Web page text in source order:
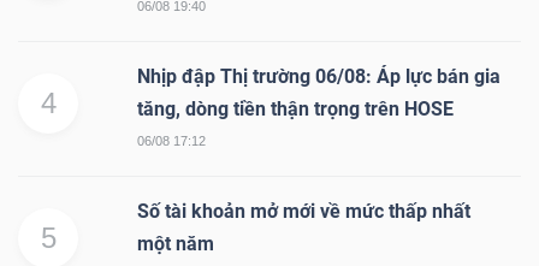
06/08 19:40
4
Nhịp đập Thị trường 06/08: Áp lực bán gia
tăng, dòng tiền thận trọng trên HOSE
06/08 17:12
5
Số tài khoản mở mới về mức thấp nhất
một năm